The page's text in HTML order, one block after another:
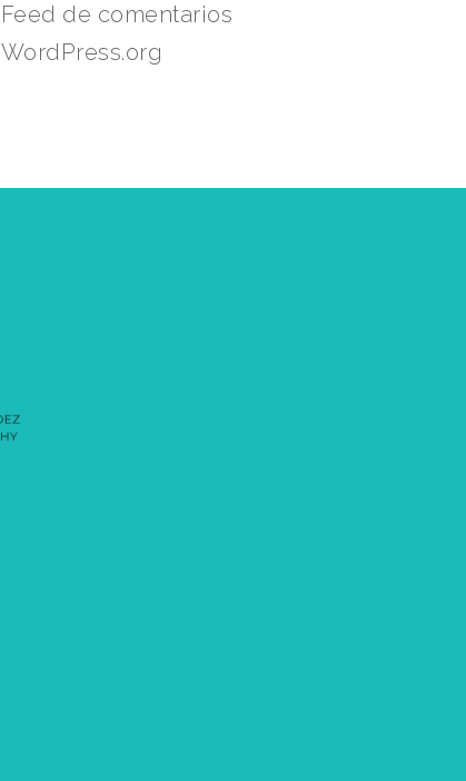
Feed de comentarios
WordPress.org